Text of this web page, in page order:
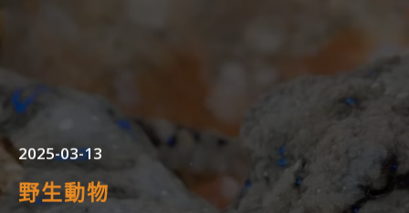
2025-03-13
野生動物